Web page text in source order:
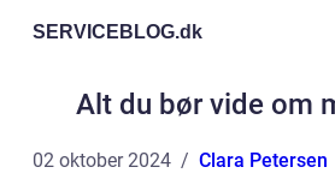
SERVICEBLOG.dk
Alt du bør vide om
02 oktober 2024 Clara Petersen